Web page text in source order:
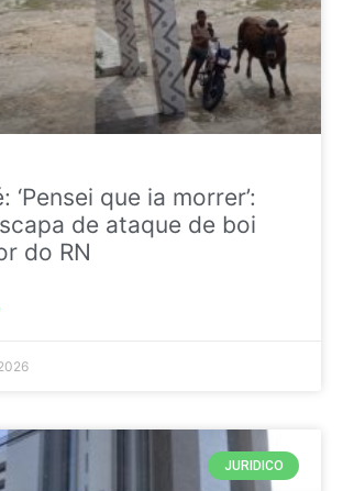
‘Pensei que ia morrer’:
de ataque de boi
do RN
JURIDICO